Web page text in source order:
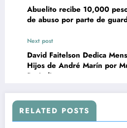
Abuelito recibe 10,000
de abuso por parte de
Next post
David Faitelson Dedica
Hijos de André Marín por
Periodista
RELATED POSTS